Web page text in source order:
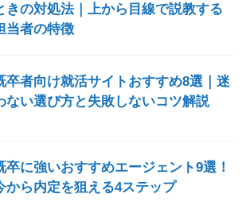
きの対処法｜上から目線で説教する
当者の特徴
卒者向け就活サイトおすすめ8選｜迷
ない選び方と失敗しないコツ解説
卒に強いおすすめエージェント9選！
から内定を狙える4ステップ